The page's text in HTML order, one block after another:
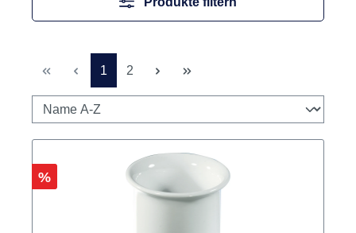
Seite
1 Seite
2
Rabatt
%